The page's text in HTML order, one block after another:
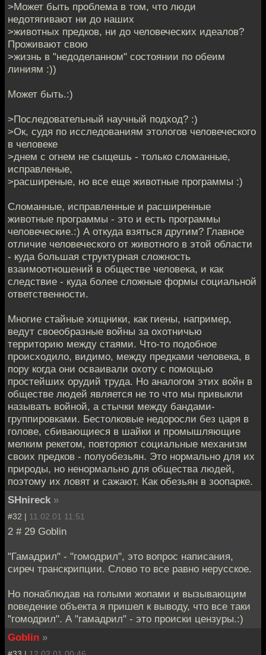
>Может быть проблема в том, что люди
недотягивают ни до наших
>животных предков, ни до человеческих идеалов?
Проживают свою
>жизнь в "недоделанном" состоянии по обеим
линиям :))
Может быть.:)
>Последовательный научный подход? :)
>Ок, судя по исследованиям этологов человеческого
в человеке
>днем с огнем не сыщешь - только сломанные,
исправленые,
>расширеные, но все еще животные программы :)
Сломанные, исправленные и расширенные
животные программы - это и есть программы
человеческие.:) А откуда взяться другим? Главное
отличие человеческого от животного в этой области
- куда большая структурная сложность
взаимоотношений в обществе человека, и как
следствие - куда более сложные формы социальной
ответственности.
Многие стайные хищники, как гиены, например,
ведут своеобразные войны за охотничью
территорию между стаями. Что-то подобное
происходило, видимо, между предками человека, в
пору когда они осваивали охоту с помощью
простейших орудий труда. Но аналогом этих войн в
обществе людей является не то что мы привыкли
называть войной, а стычки между бандами-
группировками. Бестолковые недоросли без царя в
голове, сбивающиеся в шайки и промышляющие
мелким рекетом, повторяют социальные механизм
своих предков - полуобезьян. Это нормально для их
природы, но ненормально для общества людей,
поэтому их ловят и сажают. Как обезьян в зоопарке.
SHnireck »
#32 | 11.02.01 11:51
2 # 29 Goblin
"Гамадрил" - "гомодрил", это вопрос написания,
сиреч транскрипции. Слово то все равно нерусское.
Но понаблюдав на голыми жопами и вызывающим
поведение объекта я пришел к выводу, что все таки
"гомодрил". А "гамадрил" - это происки цензуры.:)
Goblin »